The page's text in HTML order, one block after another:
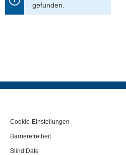
gefunden.
Cookie-Einstellungen
Barrierefreiheit
Blind Date